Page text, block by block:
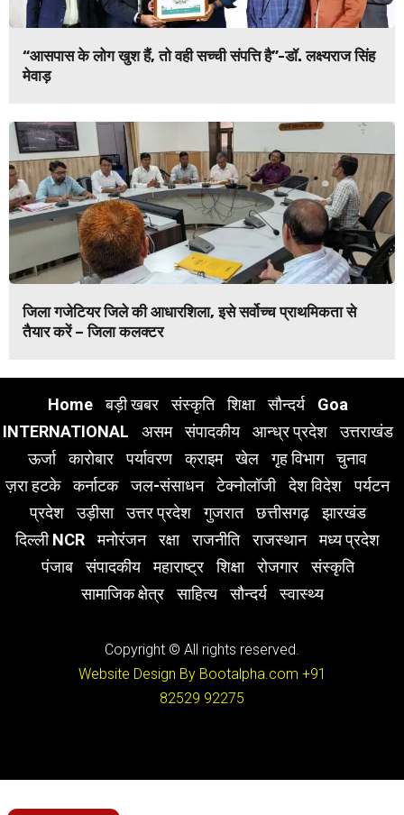
“आसपास के लोग खुश हैं, तो वही सच्ची संपत्ति है”-डॉ. लक्ष्यराज सिंह
मेवाड़
जिला गजेटियर जिले की आधारशिला, इसे सर्वोच्च प्राथमिकता से
तैयार करें – जिला कलक्टर
Home बड़ी खबर संस्कृति शिक्षा सौन्दर्य
Goa
INTERNATIONAL
असम संपादकीय आन्ध्र प्रदेश
उत्तराखंड
ऊर्जा
कारोबार पर्यावरण क्राइम खेल गृह विभाग
चुनाव
ज़रा हटके
कर्नाटक जल-संसाधन टेक्नोलॉजी देश विदेश
पर्यटन
प्रदेश
उड़ीसा उत्तर प्रदेश गुजरात छत्तीसगढ़
झारखंड
दिल्ली NCR
मनोरंजन रक्षा राजनीति राजस्थान
मध्य प्रदेश
पंजाब
संपादकीय महाराष्ट्र शिक्षा रोजगार
संस्कृति
सामाजिक क्षेत्र
साहित्य सौन्दर्य स्वास्थ्य
Copyright © All rights reserved.
Website Design By Bootalpha.com +91
82529 92275